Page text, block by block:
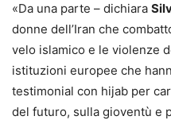
«Da una parte – dichiara
donne dell’Iran che
velo islamico e le violenze
istituzioni europee che
testimonial con hijab per
del futuro, sulla gioventù e